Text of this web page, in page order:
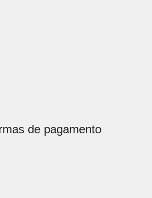
de pagamento